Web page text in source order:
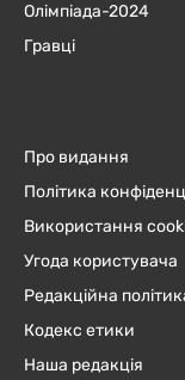
Олімпіада-2024
Гравці
Про видання
Політика
Використання
Угода користувача
Редакційна
Кодекс етики
Наша редакція